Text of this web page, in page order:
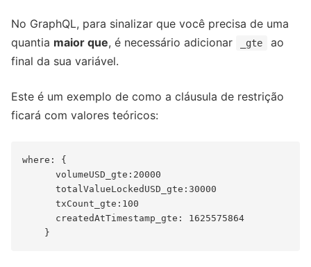
No GraphQL, para sinalizar que você precisa de uma
quantia maior que, é necessário adicionar _gte
ao
final da sua variável.
Este é um exemplo de como a cláusula de restrição
ficará com valores teóricos:
where: {
      volumeUSD_gte:20000
      totalValueLockedUSD_gte:30000
      txCount_gte:100
      createdAtTimestamp_gte: 1625575864